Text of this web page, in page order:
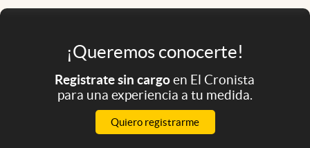
¡Queremos conocerte!
Registrate sin cargoen El Cronista
para una experiencia a tu medida.
Quiero registrarme